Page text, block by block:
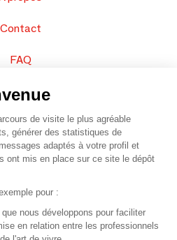
Contact
FAQ
vos produits
du site
Organisation SAFI
de visite le plus agréable
générer des statistiques de
adaptés à votre profil et
ont mis en place sur ce site le dépôt
pour :
nous développons pour faciliter
en relation entre les professionnels